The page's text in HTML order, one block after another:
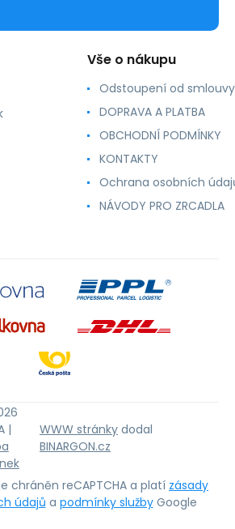
Vše o nákupu
Odstoupení od smlouvy
DOPRAVA A PLATBA
OBCHODNÍ PODMÍNKY
KONTAKTY
Ochrana osobních
NÁVODY PRO ZRCADLA
|
WWW stránky dodal
BINARGON.cz
chráněn reCAPTCHA a platí zásady
údajů a podmínky služby Google